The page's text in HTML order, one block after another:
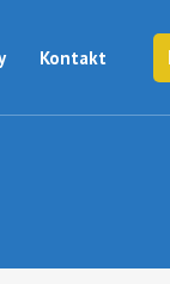
Kontakt